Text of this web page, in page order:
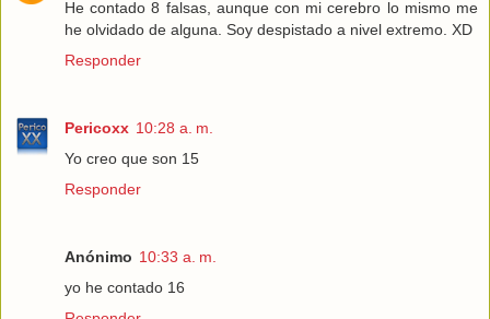
He contado 8 falsas, aunque con mi cerebro lo mismo me
he olvidado de alguna. Soy despistado a nivel extremo. XD
Responder
Pericoxx 10:28 a. m.
Yo creo que son 15
Responder
Anónimo 10:33 a. m.
yo he contado 16